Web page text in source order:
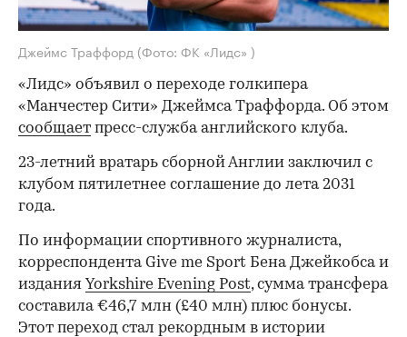
Джеймс Траффорд (Фото: ФК «Лидс» )
«Лидс» объявил о переходе голкипера
«Манчестер Сити» Джеймса Траффорда. Об этом
сообщает пресс-служба английского клуба.
23-летний вратарь сборной Англии заключил с
клубом пятилетнее соглашение до лета 2031
года.
По информации спортивного журналиста,
корреспондента Give me Sport Бена Джейкобса и
издания Yorkshire Evening Post, сумма трансфера
составила €46,7 млн (£40 млн) плюс бонусы.
Этот переход стал рекордным в истории